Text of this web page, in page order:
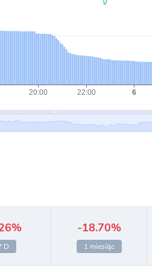
D
-18.70%
1 miesiąc